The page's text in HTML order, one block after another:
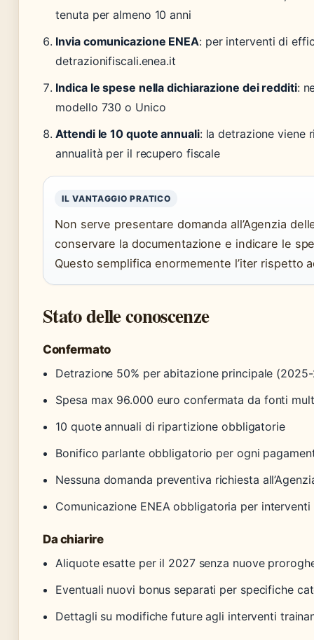
tenuta per almeno 10 anni
Invia comunicazione ENEA: per interventi di
detrazionifiscali.enea.it
Indica le spese nella dichiarazione dei redditi:
modello 730 o Unico
Attendi le 10 quote annuali: la detrazione viene
annualità per il recupero fiscale
IL VANTAGGIO PRATICO
Non serve presentare domanda all’Agenzia
conservare la documentazione e indicare le
Questo semplifica enormemente l’iter rispetto
Stato delle conoscenze
Confermato
Detrazione 50% per abitazione principale
Spesa max 96.000 euro confermata da fonti
10 quote annuali di ripartizione obbligatorie
Bonifico parlante obbligatorio per ogni
Nessuna domanda preventiva richiesta
Comunicazione ENEA obbligatoria per
Da chiarire
Aliquote esatte per il 2027 senza nuove
Eventuali nuovi bonus separati per specifiche
Dettagli su modifiche future agli interventi